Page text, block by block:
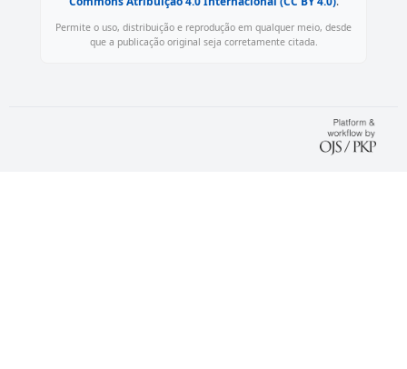
Permite o uso, distribuição e reprodução em qualquer meio, desde
que a publicação original seja corretamente citada.